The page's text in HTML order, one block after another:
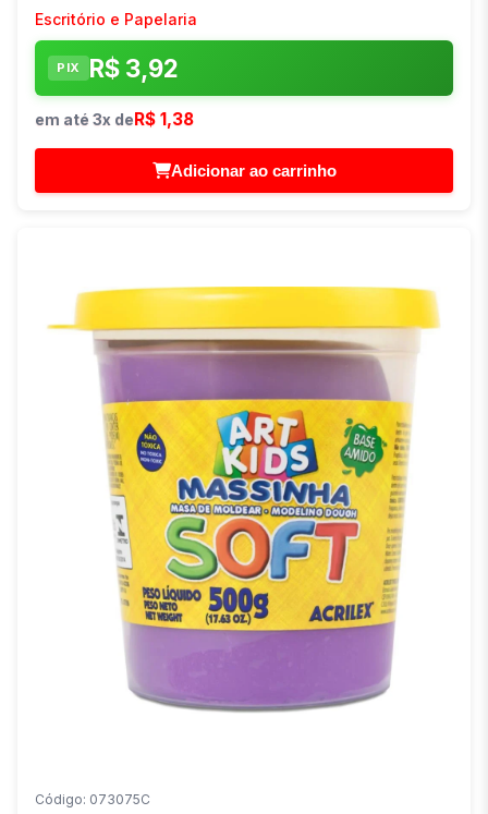
Escritório e Papelaria
PIX R$ 3,92
em até 3x de R$ 1,38
Adicionar ao carrinho
Código: 073075C